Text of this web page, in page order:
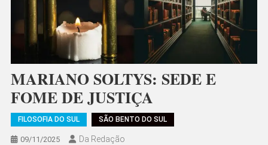
MARIANO SOLTYS: SEDE E
FOME DE JUSTIÇA
FILOSOFIA DO SUL SÃO BENTO DO SUL
09/11/2025 Da Redação